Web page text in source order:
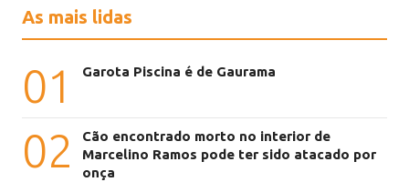
As mais lidas
01 Garota Piscina é de Gaurama
02
Cão encontrado morto no interior de
Marcelino Ramos pode ter sido atacado por
onça